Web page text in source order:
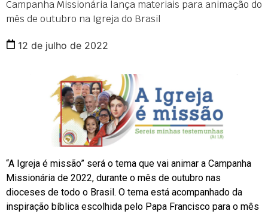
Campanha Missionária lança materiais para animação do
mês de outubro na Igreja do Brasil
12 de julho de 2022
“A Igreja é missão” será o tema que vai animar a Campanha
Missionária de 2022, durante o mês de outubro nas
dioceses de todo o Brasil. O tema está acompanhado da
inspiração bíblica escolhida pelo Papa Francisco para o mês